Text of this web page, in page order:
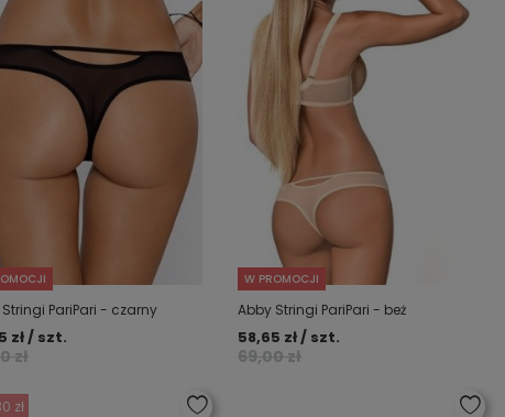
PariPari - czarny
zł
zł / szt.
W PROMOCJI
Abby Stringi PariPari - beż
69,00 zł
58,65 zł / szt.
zł